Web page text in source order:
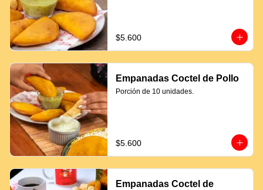
$5.600
Empanadas Coctel de Pollo
Porción de 10 unidades.
$5.600
Empanadas Coctel de